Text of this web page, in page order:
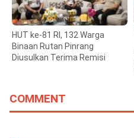
HUT ke-81 RI, 132 Warga
Binaan Rutan Pinrang
Diusulkan Terima Remisi
COMMENT